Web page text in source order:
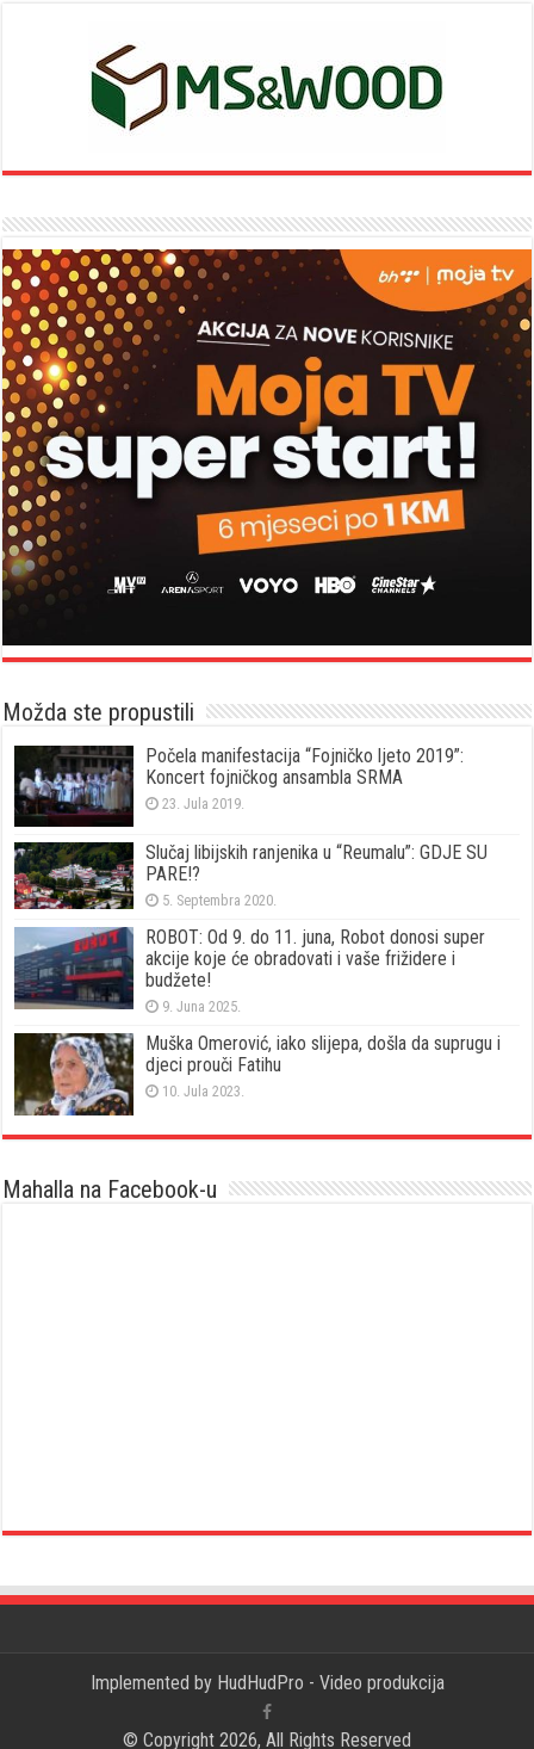
Možda ste propustili
Počela manifestacija “Fojničko ljeto 2019”:
Koncert fojničkog ansambla SRMA
23. Jula 2019.
Slučaj libijskih ranjenika u “Reumalu”: GDJE SU
PARE!?
5. Septembra 2020.
ROBOT: Od 9. do 11. juna, Robot donosi super
akcije koje će obradovati i vaše frižidere i
budžete!
9. Juna 2025.
Muška Omerović, iako slijepa, došla da suprugu i
djeci prouči Fatihu
10. Jula 2023.
Mahalla na Facebook-u
Implemented by HudHudPro - Video produkcija
© Copyright 2026, All Rights Reserved